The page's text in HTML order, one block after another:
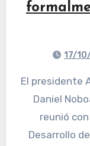
17/
El presidente Alberto Fernández, tras felicitar a
Daniel
reunió
Desarrollo